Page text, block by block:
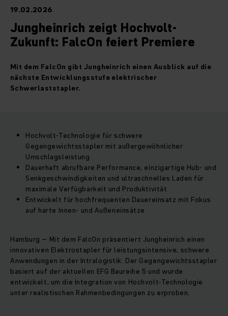
19.02.2026
Jungheinrich zeigt Hochvolt-
Zukunft: FalcOn feiert Premiere
Mit dem FalcOn gibt Jungheinrich einen Ausblick auf die
nächste Entwicklungsstufe elektrischer
Schwerlaststapler.
Hochvolt-Technologie für schwere
Gegengewichtsstapler mit außergewöhnlicher
Umschlagsleistung
Dauerhaft abrufbare Performance, einzigartige Hub- und
Senkgeschwindigkeiten und ultraschnelles Laden für
maximale Verfügbarkeit und Produktivität
Entwickelt für hochfrequenten Dauereinsatz mit Fokus
auf harte Innen- und Außeneinsätze
Hamburg – Mit dem FalcOn präsentiert Jungheinrich einen
innovativen Elektrostapler für leistungsintensive, schwere
Anwendungen in der Intralogistik. Der Gegengewichtsstapler
basiert auf der aktuellen EFG Baureihe 5 und wurde
entwickelt, um die Integration von Hochvolt-Technologie
unter realistischen Rahmenbedingungen zu erproben.